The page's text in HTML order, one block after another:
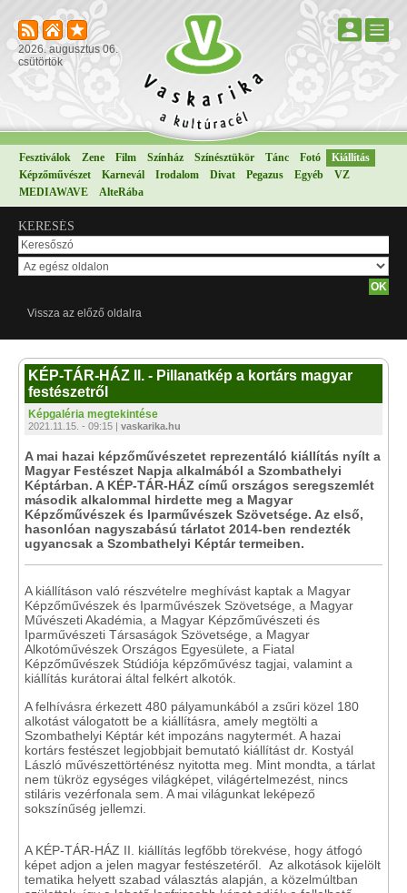
2026. augusztus 06.
csütörtök
Fesztiválok Zene Film Színház Színésztükör Tánc Fotó
Kiállítás
Képzőművészet
Karnevál Irodalom Divat Pegazus Egyéb
VZ
MEDIAWAVE
AlteRába
KERESÉS
Vissza az előző oldalra
KÉP-TÁR-HÁZ II. - Pillanatkép a kortárs magyar
festészetről
Képgaléria megtekintése
2021.11.15. - 09:15 | vaskarika.hu
A mai hazai képzőművészetet reprezentáló kiállítás nyílt a
Magyar Festészet Napja alkalmából a Szombathelyi
Képtárban. A KÉP-TÁR-HÁZ című országos seregszemlét
második alkalommal hirdette meg a Magyar
Képzőművészek és Iparművészek Szövetsége. Az első,
hasonlóan nagyszabású tárlatot 2014-ben rendezték
ugyancsak a Szombathelyi Képtár termeiben.
A kiállításon való részvételre meghívást kaptak a Magyar
Képzőművészek és Iparművészek Szövetsége, a Magyar
Művészeti Akadémia, a Magyar Képzőművészeti és
Iparművészeti Társaságok Szövetsége, a Magyar
Alkotóművészek Országos Egyesülete, a Fiatal
Képzőművészek Stúdiója képzőművész tagjai, valamint a
kiállítás kurátorai által felkért alkotók.
A felhívásra érkezett 480 pályamunkából a zsűri közel 180
alkotást válogatott be a kiállításra, amely megtölti a
Szombathelyi Képtár két impozáns nagytermét. A hazai
kortárs festészet legjobbjait bemutató kiállítást dr. Kostyál
László művészettörténész nyitotta meg. Mint mondta, a tárlat
nem tükröz egységes világképet, világértelmezést, nincs
stiláris vezérfonala sem. A mai világunkat leképező
sokszínűség jellemzi.
A KÉP-TÁR-HÁZ II. kiállítás legfőbb törekvése, hogy átfogó
képet adjon a jelen magyar festészetéről. Az alkotások kijelölt
tematika helyett szabad választás alapján, a közelmúltban